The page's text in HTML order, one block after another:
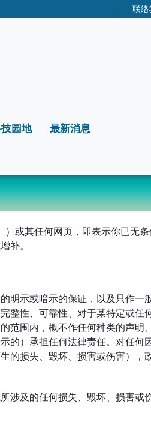
联络
园地 最新消息
）或其任何网页，即表示你已无
补。
明示或暗示的保证，以及只作一
整性、可靠性、对于某特定或
范围内，概不作任何种类的声明
的）承担任何法律责任。对任
的损失、毁坏、损害或伤害）
涉及的任何损失、毁坏、损害或